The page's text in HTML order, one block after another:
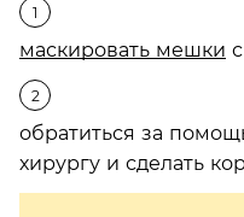
маскировать мешки
обратиться за
хирургу и сделать